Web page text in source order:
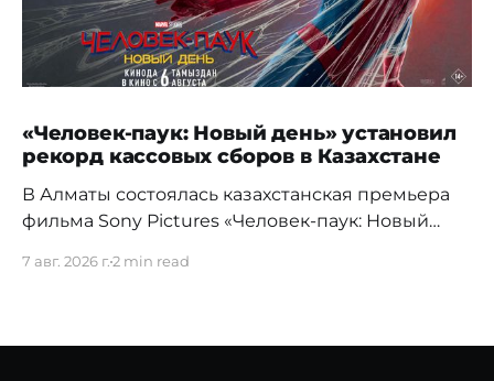
«Человек-паук: Новый день» установил
рекорд кассовых сборов в Казахстане
В Алматы состоялась казахстанская премьера
фильма Sony Pictures «Человек-паук: Новый
7 авг. 2026 г.2 min read